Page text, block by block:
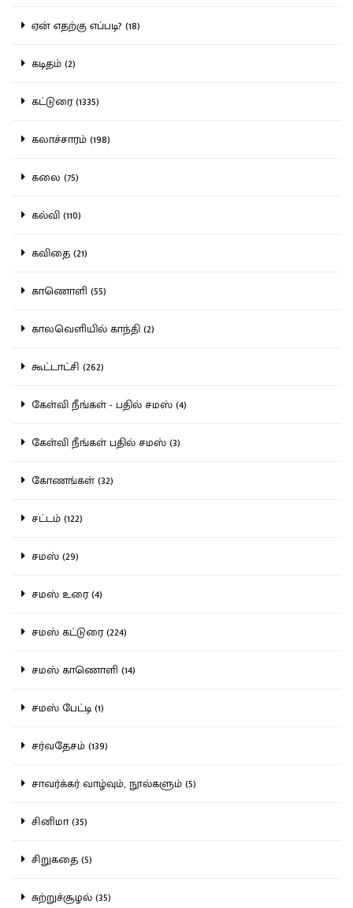
ஏன் எதற்கு எப்படி? (18)
கடிதம் (2)
கட்டுரை (1335)
கலாச்சாரம் (198)
கலை (75)
கல்வி (110)
கவிதை (21)
காணொளி (55)
காலவெளியில் காந்தி (2)
கூட்டாட்சி (262)
கேள்வி நீங்கள் - பதில் சமஸ் (4)
கேள்வி நீங்கள் பதில் சமஸ் (3)
கோணங்கள் (32)
சட்டம் (122)
சமஸ் (29)
சமஸ் உரை (4)
சமஸ் கட்டுரை (224)
சமஸ் காணொளி (14)
சமஸ் பேட்டி (1)
சர்வதேசம் (139)
சாவர்க்கர் வாழ்வும், நூல்களும் (5)
சினிமா (35)
சிறுகதை (5)
சுற்றுச்சூழல் (35)